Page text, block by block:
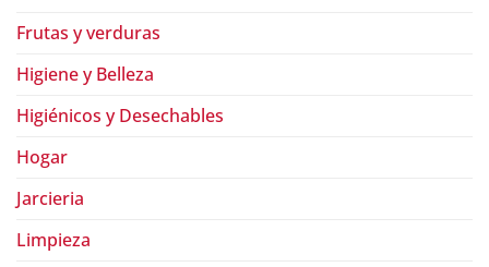
Frutas y verduras
Higiene y Belleza
Higiénicos y Desechables
Hogar
Jarcieria
Limpieza